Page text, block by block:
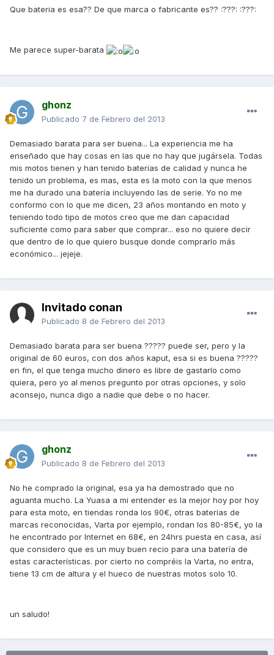
Que bateria es esa?? De que marca o fabricante es?? :???: :???:
Me parece super-barata
ghonz
Publicado 7 de Febrero del 2013
Demasiado barata para ser buena... La experiencia me ha
enseñado que hay cosas en las que no hay que jugársela. Todas
mis motos tienen y han tenido baterías de calidad y nunca he
tenido un problema, es mas, esta es la moto con la que menos
me ha durado una batería incluyendo las de serie. Yo no me
conformo con lo que me dicen, 23 años montando en moto y
teniendo todo tipo de motos creo que me dan capacidad
suficiente como para saber que comprar... eso no quiere decir
que dentro de lo que quiero busque donde comprarlo más
económico... jejeje.
Invitado conan
Publicado 8 de Febrero del 2013
Demasiado barata para ser buena ????? puede ser, pero y la
original de 60 euros, con dos años kaput, esa si es buena ?????
en fin, el que tenga mucho dinero es libre de gastarlo como
quiera, pero yo al menos pregunto por otras opciones, y solo
aconsejo, nunca digo a nadie que debe o no hacer.
ghonz
Publicado 8 de Febrero del 2013
No he comprado la original, esa ya ha demostrado que no
aguanta mucho. La Yuasa a mi entender es la mejor hoy por hoy
para esta moto, en tiendas ronda los 90€, otras baterías de
marcas reconocidas, Varta por ejemplo, rondan los 80-85€, yo la
he encontrado por Internet en 68€, en 24hrs puesta en casa, así
que considero que es un muy buen recio para una batería de
estas características. por cierto no compréis la Varta, no entra,
tiene 13 cm de altura y el hueco de nuestras motos solo 10.
un saludo!